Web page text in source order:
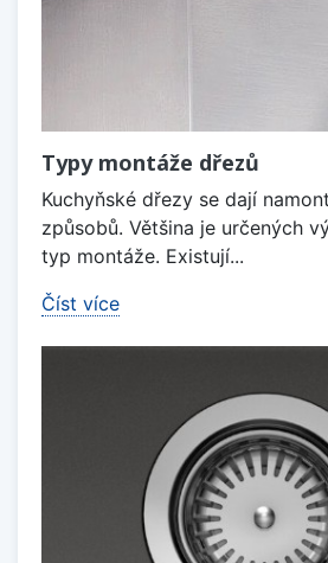
Typy montáže dřezů
Kuchyňské dřezy se dají
způsobů. Většina je určených
typ montáže. Existují...
Číst více